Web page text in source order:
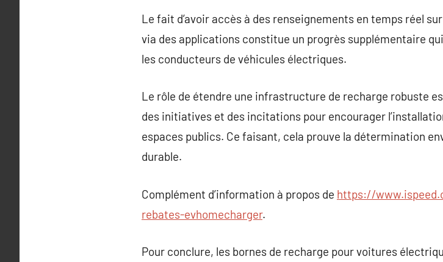
Le fait d’avoir accès à des renseignements en temps réel
via des applications constitue un progrès supplémentaire
les conducteurs de véhicules électriques.
Le rôle de étendre une infrastructure de recharge robuste
des initiatives et des incitations pour encourager
espaces publics. Ce faisant, cela prouve la détermination
durable.
Complément d’information à propos de https://
rebates-evhomecharger.
Pour conclure, les bornes de recharge pour voitures